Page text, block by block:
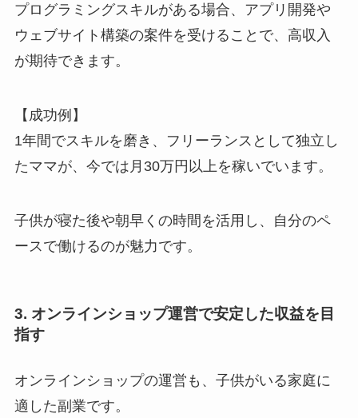
プログラミングスキルがある場合、アプリ開発や
ウェブサイト構築の案件を受けることで、高収入
が期待できます。
【成功例】
1年間でスキルを磨き、フリーランスとして独立し
たママが、今では月30万円以上を稼いでいます。
子供が寝た後や朝早くの時間を活用し、自分のペ
ースで働けるのが魅力です。
3. オンラインショップ運営で安定した収益を目
指す
オンラインショップの運営も、子供がいる家庭に
適した副業です。